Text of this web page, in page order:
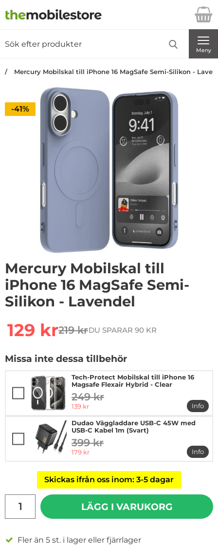
Startsidan för Danira Telecom AB
Meny
Mercury Mobilskal till iPhone 16 MagSafe Semi-Silikon -
Priset är nedsatt med
-41%
Mercury Mobilskal till
iPhone 16 MagSafe Semi-
Silikon - Lavendel
rea pris
129 krtidigare pris
219 krDU SPARAR 90 KR
Missa inte dessa tillbehör
Tech-Protect Mobilskal till iPhone 16
Magsafe Flexair Hybrid - Clear
tidigare pris
249 kr
rea pris
139 kr
Info
mer
Dudao Väggladdare USB-C 45W med
USB-C Kabel 1m (Svart)
tidigare pris
399 kr
rea pris
179 kr
Info
mer
Skickas ifrån oss inom: 3-5 dagar
LÄGG I VARUKORG
Fler än 5 st. i lager eller fjärrlager